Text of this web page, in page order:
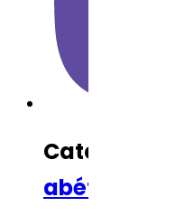
Categoría
abético